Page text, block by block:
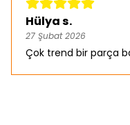
Hülya s.
27 Şubat 2026
Çok trend bir parça